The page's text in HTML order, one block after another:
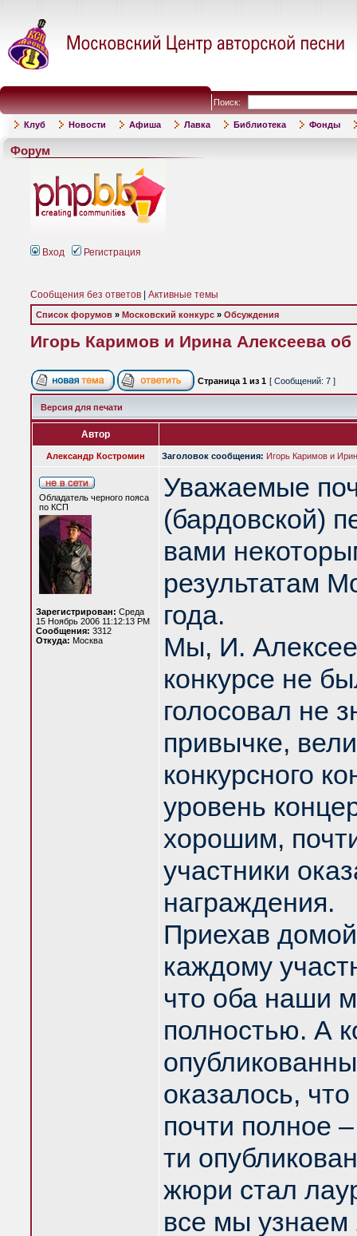
Поиск:
Клуб Новости Афиша Лавка Библиотека Фонды
Форум
Вход Регистрация
Сообщения без ответов Активные темы
Список форумов » Московский конкурс » Обсуждения
Игорь Каримов и Ирина Алексеева об
Страница 1 из 1 [ Сообщений: 7 ]
Версия для печати
Автор
Александр Костромин Заголовок сообщения: Игорь Каримов и
Обладатель черного пояса
по КСП
Зарегистрирован: Среда
15 Ноябрь 2006 11:12:13 PM
Сообщения: 3312
Откуда: Москва
Уважаемые
(бардовской)
вами
результатам
года.
Мы, И.
конкурсе не
голосовал не
привычке,
конкурсного
уровень
хорошим,
участники
награждения.
Приехав
каждому
что оба наши
полностью. А
оказалось,
почти полное
ти
жюри стал
все мы узнаем